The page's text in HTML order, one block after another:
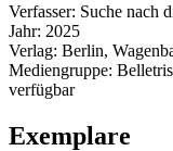
Verfasser: Suche nach
Jahr: 2025
Verlag: Berlin,
Mediengruppe:
verfügbar
Exemplare